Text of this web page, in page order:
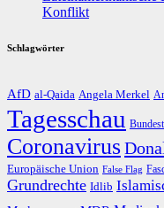
Konflikt
Schlagwörter
AfD al-Qaida Angela Merkel
Tagesschau
Coronavirus
Europäische Union False Flag
Grundrechte Idlib